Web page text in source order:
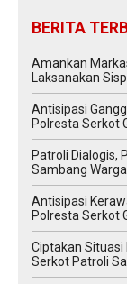
BERITA
Amankan
Laksanakan
Antisipasi
Polresta Serkot
Patroli Dialogis,
Sambang Warga
Antisipasi
Polresta Serkot
Ciptakan
Serkot Patroli